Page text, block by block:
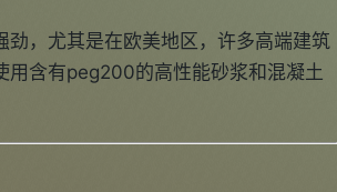
劲，尤其是在欧美地区，许多高端建筑
用含有peg200的高性能砂浆和混凝土